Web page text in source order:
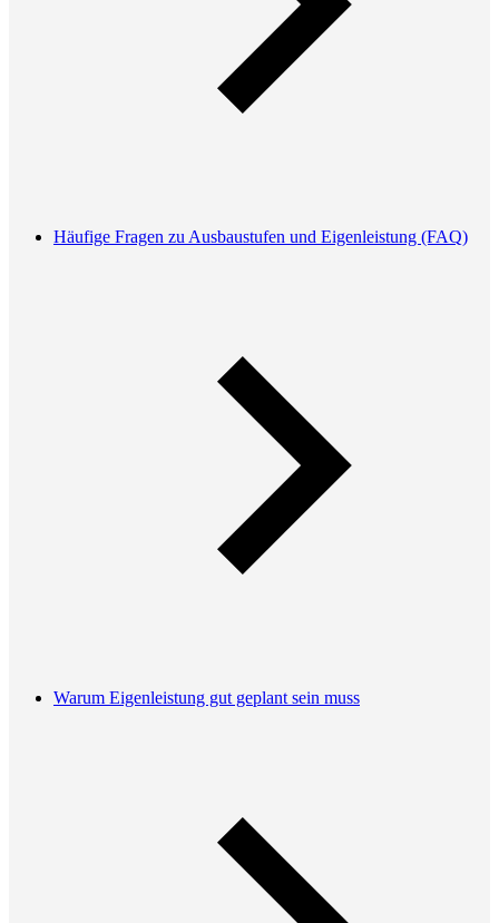
Häufige Fragen zu Ausbaustufen und Eigenleistung (FAQ)
Warum Eigenleistung gut geplant sein muss